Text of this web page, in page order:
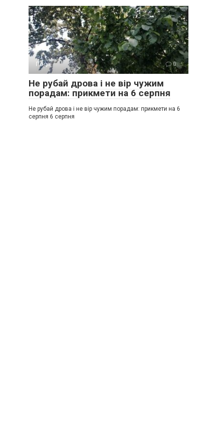
Події 0
Не рубай дрова і не вір чужим
порадам: прикмети на 6 серпня
Не рубай дрова і не вір чужим порадам: прикмети на 6
серпня 6 серпня